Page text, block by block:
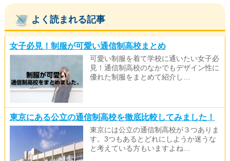
よく読まれる記事
女子必見！制服が可愛い通信制高校まとめ
可愛い制服を着て学校に通いたい女子必
見！通信制高校のなかでもデザイン性に
優れた制服をまとめて紹介し…
東京にある公立の通信制高校を徹底比較してみました！
東京には公立の通信制高校が３つありま
す。3つもあるとどれにしようか迷うな
と考えている方もいますよね…